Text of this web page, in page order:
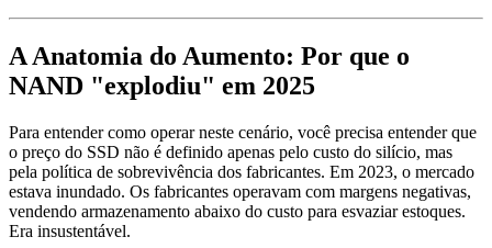
A Anatomia do Aumento: Por que o
NAND "explodiu" em 2025
Para entender como operar neste cenário, você precisa entender que
o preço do SSD não é definido apenas pelo custo do silício, mas
pela política de sobrevivência dos fabricantes. Em 2023, o mercado
estava inundado. Os fabricantes operavam com margens negativas,
vendendo armazenamento abaixo do custo para esvaziar estoques.
Era insustentável.